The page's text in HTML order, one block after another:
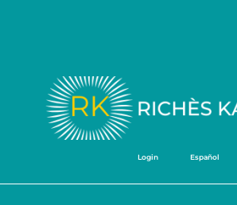
Login Español